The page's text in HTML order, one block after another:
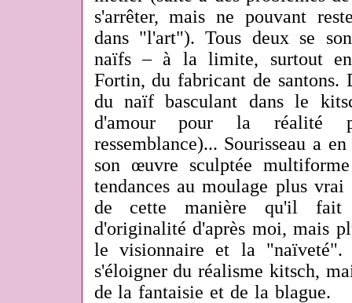
s'arrêter, mais ne pouvant
dans "l'art"). Tous deux se
naïfs – à la limite, surtout
Fortin, du fabricant de
du naïf basculant dans le
d'amour pour la réalité
ressemblance)... Sourisseau a
son œuvre sculptée
tendances au moulage plus
de cette manière qu'il
d'originalité d'après moi, mais
le visionnaire et la "naïveté".
s'éloigner du réalisme kitsch,
de la fantaisie et de la blague.